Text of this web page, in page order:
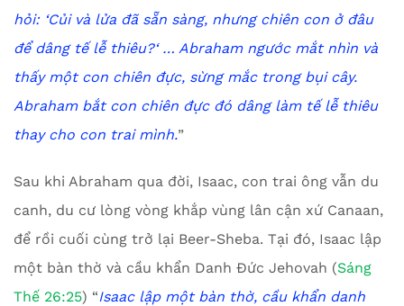
hỏi: ‘Củi và lửa đã sẵn sàng, nhưng chiên con ở đâu
để dâng tế lễ thiêu?‘ … Abraham ngước mắt nhìn và
thấy một con chiên đực, sừng mắc trong bụi cây.
Abraham bắt con chiên đực đó dâng làm tế lễ thiêu
thay cho con trai mình.”
Sau khi Abraham qua đời, Isaac, con trai ông vẫn du
canh, du cư lòng vòng khắp vùng lân cận xứ Canaan,
để rồi cuối cùng trở lại Beer-Sheba. Tại đó, Isaac lập
một bàn thờ và cầu khẩn Danh Đức Jehovah (Sáng
Thế 26:25) “Isaaclập một bàn thờ, cầu khẩn danh